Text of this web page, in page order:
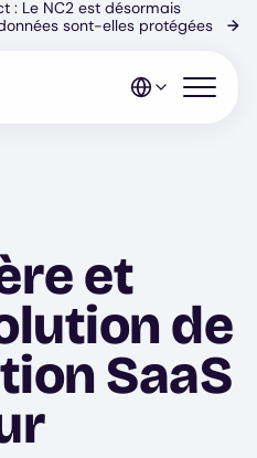
: Le NC2 est désormais
sont-elles protégées
→
Open
et
de
SaaS